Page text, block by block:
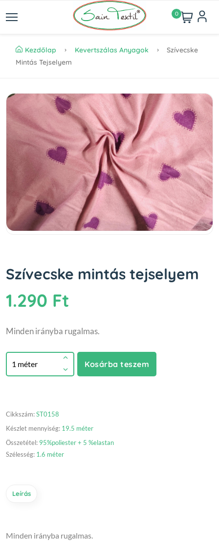
0
Kezdőlap Kevertszálas Anyagok
Szívecske
Mintás Tejselyem
Szívecske mintás tejselyem
1.290 Ft
Minden irányba rugalmas.
Kosárba teszem
Cikkszám:ST0158
Készlet mennyiség: 19.5 méter
Összetétel: 95%poliester + 5 %elastan
Szélesség: 1.6 méter
Leírás
Minden irányba rugalmas.